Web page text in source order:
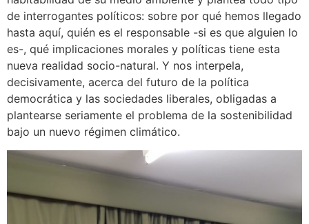
de interrogantes políticos: sobre por qué hemos llegado
hasta aquí, quién es el responsable -si es que alguien lo
es-, qué implicaciones morales y políticas tiene esta
nueva realidad socio-natural. Y nos interpela,
decisivamente, acerca del futuro de la política
democrática y las sociedades liberales, obligadas a
plantearse seriamente el problema de la sostenibilidad
bajo un nuevo régimen climático.